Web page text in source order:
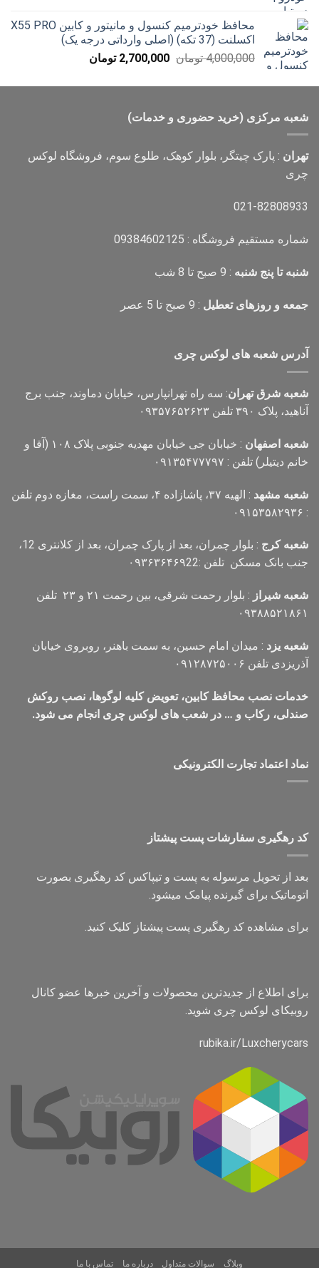
بود.
است.
محافظ خودترمیم کنسول و مانیتور و کابین X55 PRO
اکسلنت (37 تکه) (اصلی وارداتی درجه یک)
4,000,000 تومان قیمت
4,000,000 تومان
2,700,000 تومانقیمت
2,700,000 تومان
شعبه مرکزی (خرید حضوری و خدمات)
تهران : پارک چیتگر، بلوار کوهک، طلوع سوم، فروشگاه لوکس
چری
021-82808933
شماره مستقیم فروشگاه : 09384602125
شنبه تا پنج شنبه : 9 صبح تا 8 شب
جمعه و روزهای تعطیل : 9 صبح تا 5 عصر
آدرس شعبه های لوکس چری
شعبه شرق تهران: سه راه تهرانپارس، خیابان دماوند، جنب برج
آناهید، پلاک ۳۹۰ تلفن ۰۹۳۵۷۶۵۲۶۲۳
شعبه اصفهان
: خیابان جی خیابان مهدیه جنوبی پلاک ۱۰۸ (آقا و
خانم دیتیلر) تلفن : ۰۹۱۳۵۴۷۷۷۹۷
شعبه مشهد
: الهیه ۳۷، پاشازاده ۴، سمت راست، مغازه دوم تلفن
: ۰۹۱۵۳۵۸۲۹۳۶
شعبه کرج
: بلوار چمران، بعد از پارک چمران، بعد از کلانتری 12،
جنب بانک مسکن تلفن :۰۹۳۶۳۶۴۶۹22
شعبه شیراز
: بلوار رحمت شرقی، بین رحمت ۲۱ و ۲۳ تلفن
۰۹۳۸۸۵۲۱۸۶۱
شعبه یزد : میدان امام حسین، به سمت باهنر، روبروی خیابان
آذریزدی تلفن ۰۹۱۲۸۷۲۵۰۰۶
خدمات نصب محافظ کابین، تعویض کلیه لوگوها، نصب روکش
صندلی، رکاب و … در شعب های لوکس چری انجام می شود.
نماد اعتماد تجارت الكترونیكی
کد رهگیری سفارشات پست پیشتاز
بعد از تحویل مرسوله به پست و تیپاکس کد رهگیری بصورت
اتوماتیک برای گیرنده پیامک میشود.
برای مشاهده کد رهگیری پست پیشتاز کلیک کنید.
برای اطلاع از جدیدترین محصولات و آخرین خبرها عضو کانال
روبیکای لوکس چری شوید.
rubika.ir/Luxcherycars
وبلاگ سوالات متداول درباره ما تماس با ما